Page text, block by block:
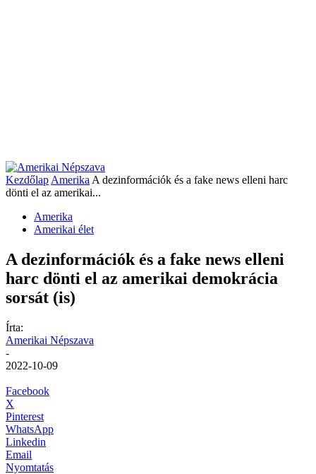
Kezdőlap Amerika A dezinformációk és a fake news elleni harc
dönti el az amerikai...
Amerika
Amerikai élet
A dezinformációk és a fake news elleni
harc dönti el az amerikai demokrácia
sorsát (is)
Írta:
Amerikai Népszava
-
2022-10-09
Facebook
X
Pinterest
WhatsApp
Linkedin
Email
Nyomtatás